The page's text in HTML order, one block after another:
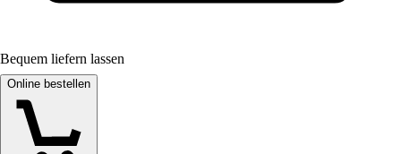
Bequem liefern lassen
Online bestellen